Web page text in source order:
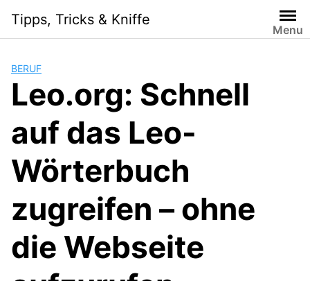
content
Tipps, Tricks & Kniffe
Menu
BERUF
Leo.org: Schnell
auf das Leo-
Wörterbuch
zugreifen – ohne
die Webseite